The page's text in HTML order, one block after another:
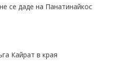
се даде на Панатинайкос
Кайрат в края